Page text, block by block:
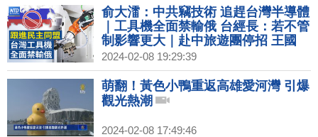
俞大㵢：中共竊技術 追趕台灣半導體
｜工具機全面禁輸俄 台經長：若不管
制影響更大｜赴中旅遊團停招 王國
材：中共惡意須檢討措施｜配合三接
工程 大潭電廠停機84小時
2024-02-08 19:29:39
萌翻！黃色小鴨重返高雄愛河灣 引爆
觀光熱潮
2024-02-08 17:49:46